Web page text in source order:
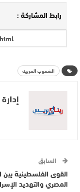
رابط المشاركة :
الشعوب العربية
السابق
القوى الفلسطينية بين
المصري والتهديد